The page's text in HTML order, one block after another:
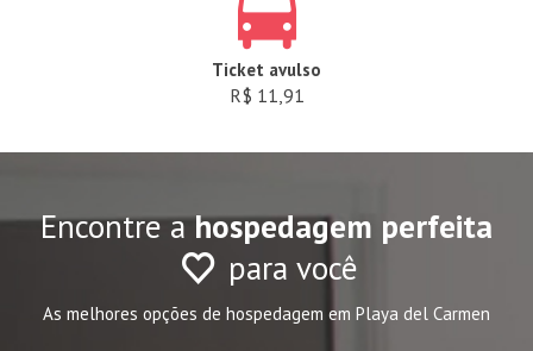
Ticket avulso
R$ 11,91
Encontre ahospedagem perfeita
para você
As melhores opções de hospedagem em Playa del Carmen